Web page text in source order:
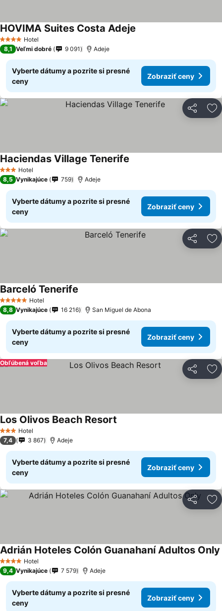
4 Počet hviezdičiek
Hotel
HOVIMA Suites Costa Adeje
8,1 Veľmi dobré 9 091 Adeje
Vyberte dátumy a pozrite si presné
ceny
Zobraziť ceny
Zdieľať
3 Počet hviezdičiek
Hotel
Haciendas Village Tenerife
8,5 Vynikajúce 759 Adeje
Vyberte dátumy a pozrite si presné
ceny
Zobraziť ceny
Zdieľať
5 Počet hviezdičiek
Hotel
Barceló Tenerife
8,8 Vynikajúce 16 216 San Miguel de Abona
Vyberte dátumy a pozrite si presné
ceny
Zobraziť ceny
Zdieľať
Obľúbená voľba
3 Počet hviezdičiek
Hotel
Los Olivos Beach Resort
7,4 3 867 Adeje
Vyberte dátumy a pozrite si presné
ceny
Zobraziť ceny
Zdieľať
4 Počet hviezdičiek
Hotel
Adrián Hoteles Colón Guanahaní Adultos Only
9,4 Vynikajúce 7 579 Adeje
Vyberte dátumy a pozrite si presné
ceny
Zobraziť ceny